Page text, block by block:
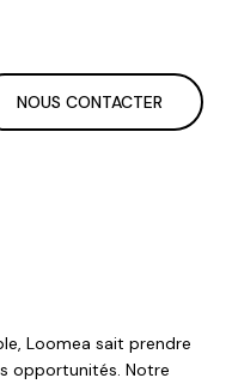
NOUS CONTACTER
Loomea sait prendre
opportunités. Notre